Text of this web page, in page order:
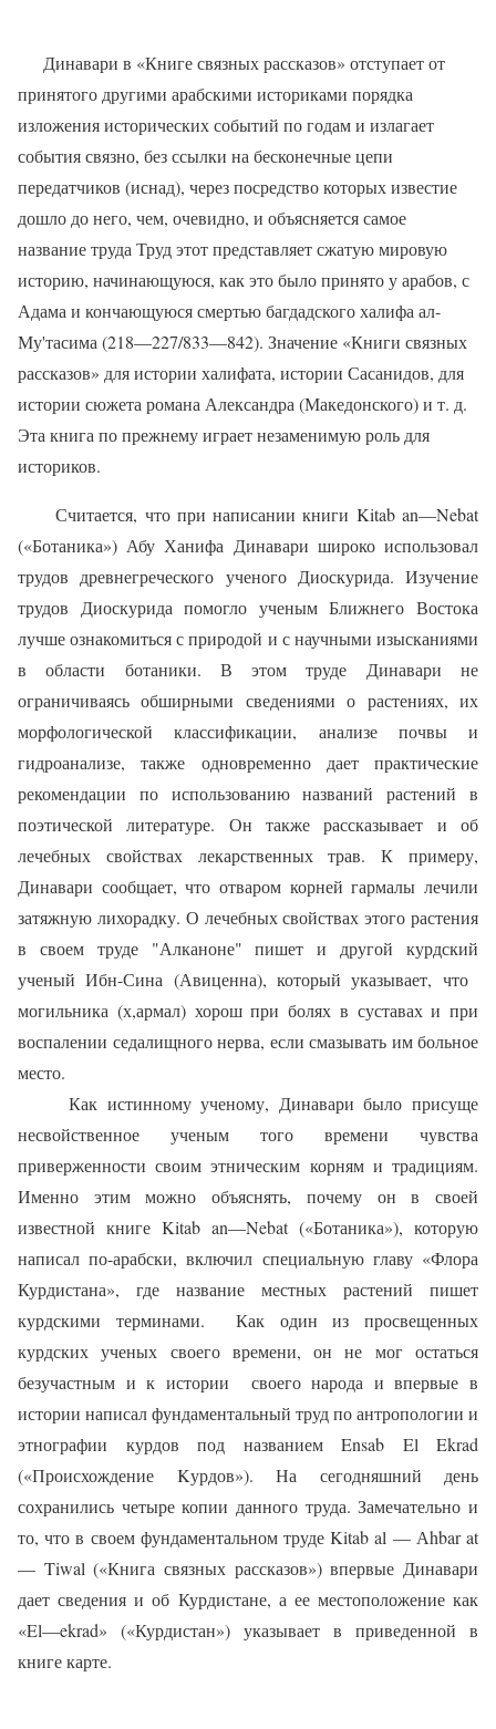
Динавари в «Книге связных рассказов» отступает от
принятого другими арабскими историками порядка
изложения исторических событий по годам и излагает
события связно, без ссылки на бесконечные цепи
передатчиков (иснад), через посредство которых известие
дошло до него, чем, очевидно, и объясняется самое
название труда Труд этот представляет сжатую мировую
историю, начинающуюся, как это было принято у арабов, с
Адама и кончающуюся смертью багдадского халифа ал-
Му'тасима (218—227/833—842). Значение «Книги связных
рассказов» для истории халифата, истории Сасанидов, для
истории сюжета романа Александра (Македонского) и т. д.
Эта книга по прежнему играет незаменимую роль для
историков.
Считается, что при написании книги Kitab an—Nebat
(«Ботаника») Абу Ханифа Динавари широко использовал
трудов древнегреческого ученого Диоскурида. Изучение
трудов Диоскурида помогло ученым Ближнего Востока
лучше ознакомиться с природой и с научными изысканиями
в области ботаники. В этом труде Динавари не
ограничиваясь обширными сведениями о растениях, их
морфологической классификации, анализе почвы и
гидроанализе, также одновременно дает практические
рекомендации по использованию названий растений в
поэтической литературе. Он также рассказывает и об
лечебных свойствах лекарственных трав. К примеру,
Динавари сообщает, что отваром корней гармалы лечили
затяжную лихорадку. О лечебных свойствах этого растения
в своем труде "Алканоне" пишет и другой курдский
ученый Ибн-Сина (Авиценна), который указывает, что
могильника (х,армал) хорош при болях в суставах и при
воспалении седалищного нерва, если смазывать им больное
место.
Как истинному ученому, Динавари было присуще
несвойственное ученым того времени чувства
приверженности своим этническим корням и традициям.
Именно этим можно объяснять, почему он в своей
известной книге Kitab an—Nebat(«Ботаника»), которую
написал по-арабски, включил специальную главу «Флора
Курдистана», где название местных растений пишет
курдскими терминами.
Как один из просвещенных
курдских ученых своего времени, он не мог остаться
безучастным и к истории
своего народа и впервые в
истории написал фундаментальный труд по антропологии и
этнографии курдов под названием Ensab El
Ekrad
(«Происхождение Kурдов»). На сегодняшний день
сохранились четыре копии данного труда. Замечательно и
то, что в своем фундаментальном трудеKitab al — Аhbar at
— Tiwal («Книга связных рассказов») впервые Динавари
дает сведения и об Курдистане, а ее местоположение как
«El—ekrad» («Курдистан») указывает в приведенной в
книге карте.